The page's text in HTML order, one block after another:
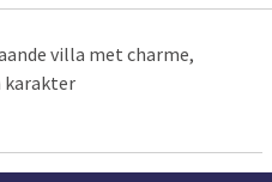
villa met charme,
karakter